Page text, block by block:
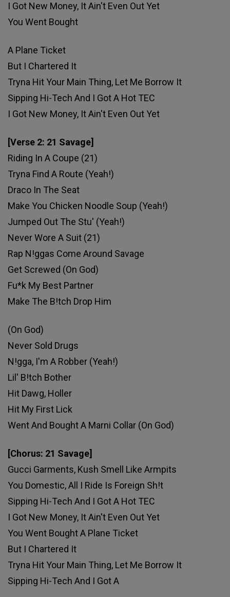
I Got Nеw Money, It Ain't Even Out Yet
You Went Bought
A Plane Ticket
But I Chartered It
Tryna Hit Your Main Thing, Let Me Borrow It
Sipping Hi-Tech And I Got A Hot TEC
I Got New Money, It Ain't Even Out Yet
[Verse 2: 21 Savage]
Riding In A Coupe (21)
Tryna Find A Route (Yeah!)
Draco In The Seat
Make You Chicken Noodle Soup (Yeah!)
Jumped Out The Stu' (Yeah!)
Never Wore A Suit (21)
Rap N!ggas Come Around Savage
Get Screwed (On God)
Fu*k My Best Partner
Make The B!tch Drop Him
(On God)
Never Sold Drugs
N!gga, I'm A Robber (Yeah!)
Lil' B!tch Bother
Hit Dawg, Holler
Hit My First Lick
Went And Bought A Marni Collar (On God)
[Chorus: 21 Savage]
Gucci Garments, Kush Smell Like Armpits
You Domestic, All I Ride Is Foreign Sh!t
Sipping Hi-Tech And I Got A Hot TEC
I Got New Money, It Ain't Even Out Yet
You Went Bought A Plane Ticket
But I Chartered It
Tryna Hit Your Main Thing, Let Me Borrow It
Sipping Hi-Tech And I Got A